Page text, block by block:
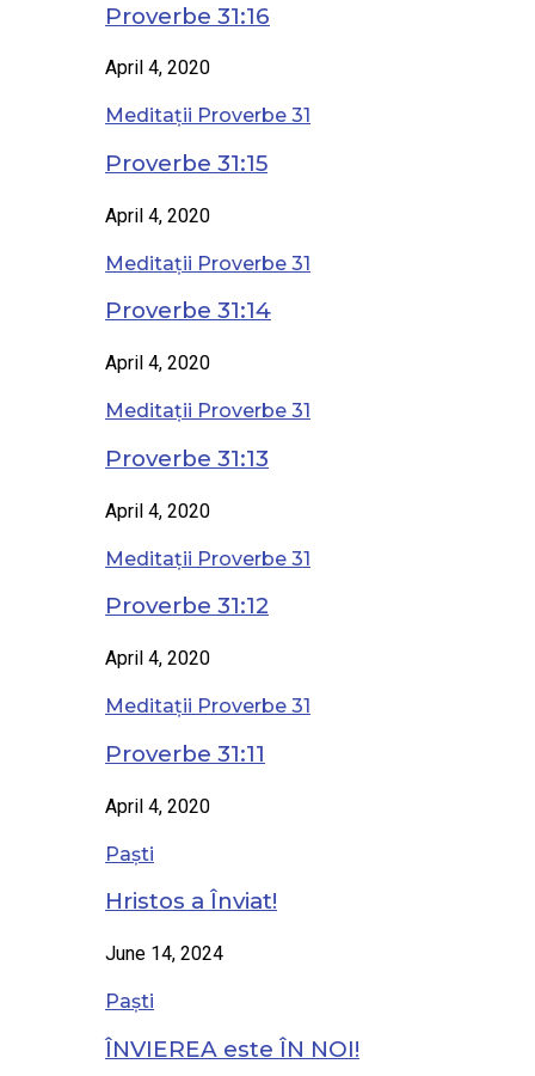
Proverbe 31:16
April 4, 2020
Meditații Proverbe 31
Proverbe 31:15
April 4, 2020
Meditații Proverbe 31
Proverbe 31:14
April 4, 2020
Meditații Proverbe 31
Proverbe 31:13
April 4, 2020
Meditații Proverbe 31
Proverbe 31:12
April 4, 2020
Meditații Proverbe 31
Proverbe 31:11
April 4, 2020
Paști
Hristos a Înviat!
June 14, 2024
Paști
ÎNVIEREA este ÎN NOI!